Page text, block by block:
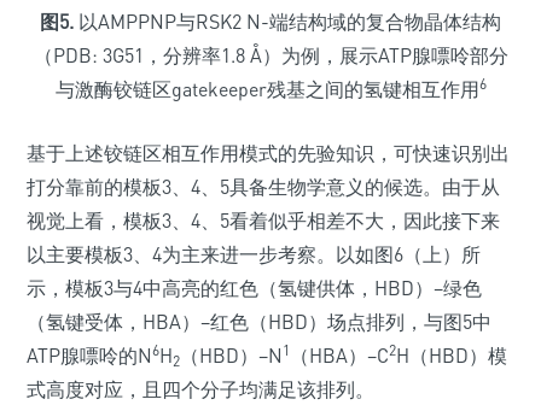
图5. 以AMPPNP与RSK2 N-端结构域的复合物晶体结构
（PDB: 3G51，分辨率1.8 Å）为例，展示ATP腺嘌呤部分
与激酶铰链区gatekeeper残基之间的氢键相互作用6
基于上述铰链区相互作用模式的先验知识，可快速识别出
打分靠前的模板3、4、5具备生物学意义的候选。由于从
视觉上看，模板3、4、5看着似乎相差不大，因此接下来
以主要模板3、4为主来进一步考察。以如图6（上）所
示，模板3与4中高亮的红色（氢键供体，HBD）–绿色
（氢键受体，HBA）–红色（HBD）场点排列，与图5中
ATP腺嘌呤的N6H2 （HBD）–N 1 （HBA）–C2H（HBD）模
式高度对应，且四个分子均满足该排列。